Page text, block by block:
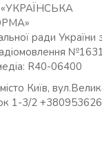
«УКРАЇНСЬКА
ради України
R40-06400
Київ,
1-3/2